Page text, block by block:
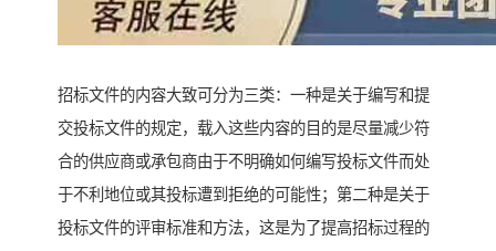
招标文件的内容大致可分为三类：一种是关于编写和提
交投标文件的规定，载入这些内容的目的是尽量减少符
合的供应商或承包商由于不明确如何编写投标文件而处
于不利地位或其投标遭到拒绝的可能性；第二种是关于
投标文件的评审标准和方法，这是为了提高招标过程的